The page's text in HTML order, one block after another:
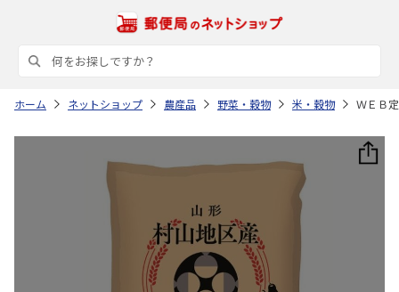
ホーム ネットショップ 農産品 野菜・穀物 米・穀物 ＷＥＢ